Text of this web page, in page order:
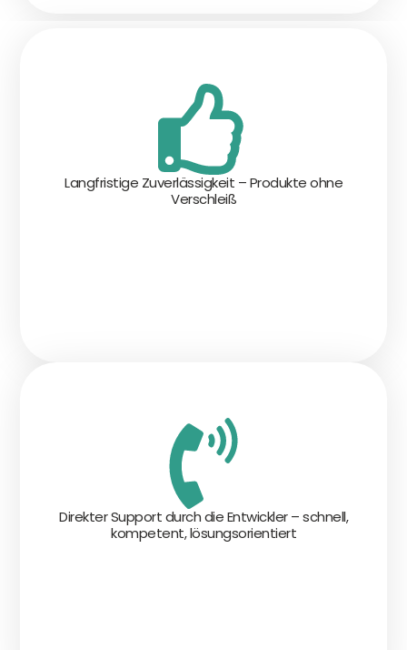
Langfristige Zuverlässigkeit – Produkte ohne
Verschleiß
Direkter Support durch die Entwickler – schnell,
kompetent, lösungsorientiert